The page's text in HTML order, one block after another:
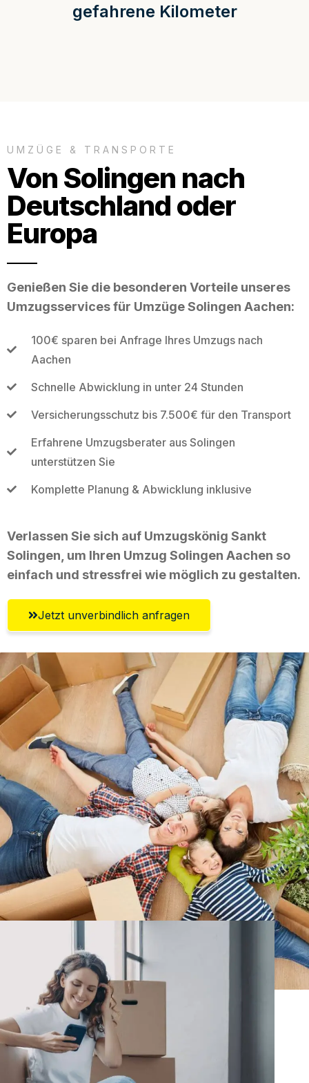
gefahrene Kilometer
UMZÜGE & TRANSPORTE
Von Solingen nach
Deutschland oder
Europa
Genießen Sie die besonderen Vorteile unseres
Umzugsservices für Umzüge Solingen Aachen:
100€ sparen bei Anfrage Ihres Umzugs nach
Aachen
Schnelle Abwicklung in unter 24 Stunden
Versicherungsschutz bis 7.500€ für den Transport
Erfahrene Umzugsberater aus Solingen
unterstützen Sie
Komplette Planung & Abwicklung inklusive
Verlassen Sie sich auf Umzugskönig Sankt
Solingen, um Ihren Umzug Solingen Aachen so
einfach und stressfrei wie möglich zu gestalten.
Jetzt unverbindlich anfragen